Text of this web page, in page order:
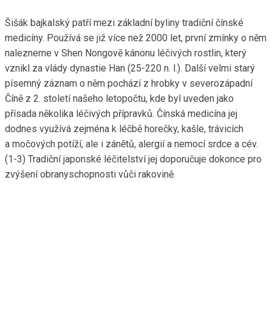
Šišák bajkalský patří mezi základní byliny tradiční čínské
medicíny. Používá se již více než 2000 let, první zmínky o něm
nalezneme v Shen Nongově kánonu léčivých rostlin, který
vznikl za vlády dynastie Han (25-220 n. l.). Další velmi starý
písemný záznam o něm pochází z hrobky v severozápadní
Číně z 2. století našeho letopočtu, kde byl uveden jako
přísada několika léčivých přípravků. Čínská medicína jej
dodnes využívá zejména k léčbě horečky, kašle, trávicích
a močových potíží, ale i zánětů, alergií a nemocí srdce a cév.
(1-3) Tradiční japonské léčitelství jej doporučuje dokonce pro
zvýšení obranyschopnosti vůči rakovině.